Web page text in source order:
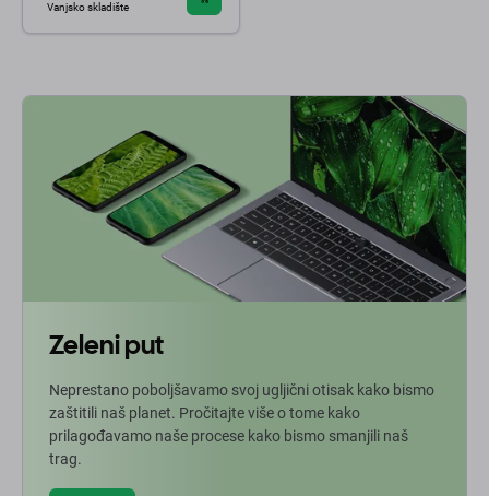
Vanjsko skladište
Zeleni put
Neprestano poboljšavamo svoj ugljični otisak kako bismo
zaštitili naš planet. Pročitajte više o tome kako
prilagođavamo naše procese kako bismo smanjili naš
trag.